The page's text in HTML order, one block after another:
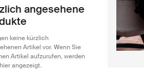
angesehene
keine kürzlich
Artikel vor. Wenn Sie
Artikel aufzurufen, werden
angezeigt.